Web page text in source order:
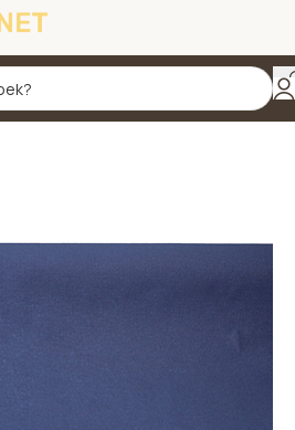
/Tafelkleden, op rol